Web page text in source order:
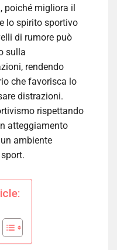
poiché migliora il
lo spirito sportivo
di rumore può
sulla
rendendo
che favorisca lo
distrazioni.
rispettando
atteggiamento
ambiente